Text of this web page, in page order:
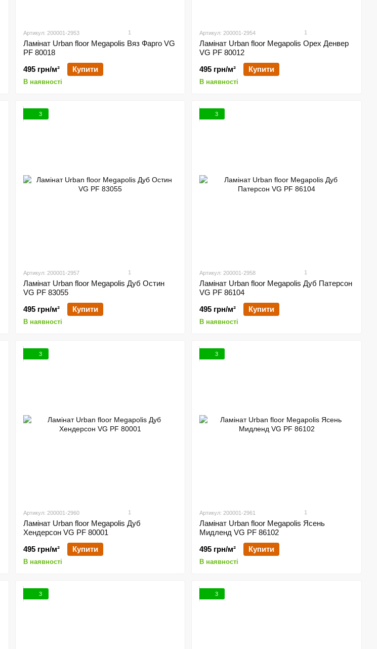
Артикул: 200001-2953 1
Ламінат Urban floor Megapolis Вяз Фарго VG
PF 80018
495 грн/м²
Купити
В наявності
Артикул: 200001-2954 1
Ламінат Urban floor Megapolis Орех Денвер
VG PF 80012
495 грн/м²
Купити
В наявності
3
Артикул: 200001-2957 1
Ламінат Urban floor Megapolis Дуб Остин
VG PF 83055
495 грн/м²
Купити
В наявності
3
Артикул: 200001-2958 1
Ламінат Urban floor Megapolis Дуб Патерсон
VG PF 86104
495 грн/м²
Купити
В наявності
3
Артикул: 200001-2960 1
Ламінат Urban floor Megapolis Дуб
Хендерсон VG PF 80001
495 грн/м²
Купити
В наявності
3
Артикул: 200001-2961 1
Ламінат Urban floor Megapolis Ясень
Мидленд VG PF 86102
495 грн/м²
Купити
В наявності
3 3